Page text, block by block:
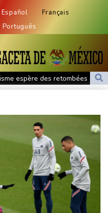
Español
Français
Português
espère des retombées du
d'être rasé pour la transition
de fortes pluies mais
désormais disponible –
complet